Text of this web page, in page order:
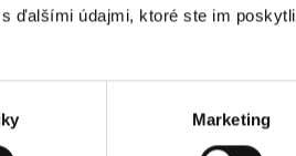
ďalšími údajmi, ktoré ste im poskytli
Marketing